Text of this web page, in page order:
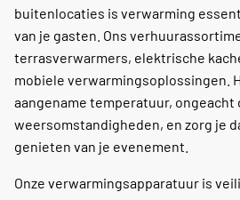
buitenlocaties is verwarming
van je gasten. Ons
terrasverwarmers, elektrische
mobiele verwarmingsoplossingen.
aangename temperatuur, ongeacht
weersomstandigheden, en zorg je
genieten van je evenement.
Onze verwarmingsapparatuur is